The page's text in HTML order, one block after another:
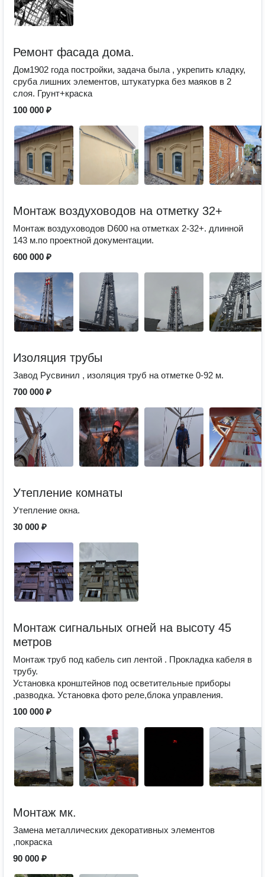
Ремонт фасада дома.
Дом1902 года постройки, задача была , укрепить кладку,
сруба лишних элементов, штукатурка без маяков в 2
слоя. Грунт+краска
100 000 ₽
Монтаж воздуховодов на отметку 32+
Монтаж воздуховодов D600 на отметках 2-32+. длинной
143 м.по проектной документации.
600 000 ₽
Изоляция трубы
Завод Русвинил , изоляция труб на отметке 0-92 м.
700 000 ₽
Утепление комнаты
Утепление окна.
30 000 ₽
Монтаж сигнальных огней на высоту 45
метров
Монтаж труб под кабель сип лентой . Прокладка кабеля в
трубу.
Установка кронштейнов под осветительные приборы
,разводка. Установка фото реле,блока управления.
100 000 ₽
Монтаж мк.
Замена металлических декоративных элементов
,покраска
90 000 ₽